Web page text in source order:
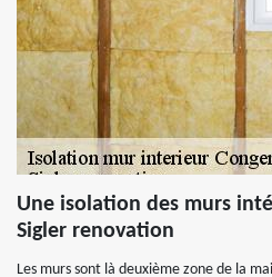
Une isolation des murs
Sigler renovation
Les murs sont là deuxième zone de la